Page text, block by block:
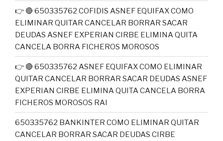
👉 🔴 650335762 COFIDIS ASNEF EQUIFAX COMO
ELIMINAR QUITAR CANCELAR BORRAR SACAR
DEUDAS ASNEF EXPERIAN CIRBE ELIMINA QUITA
CANCELA BORRA FICHEROS MOROSOS
👉 🔴 650335762 ASNEF EQUIFAX COMO ELIMINAR
QUITAR CANCELAR BORRAR SACAR DEUDAS ASNEF
EXPERIAN CIRBE ELIMINA QUITA CANCELA BORRA
FICHEROS MOROSOS RAI
650335762 BANKINTER COMO ELIMINAR QUITAR
CANCELAR BORRAR SACAR DEUDAS CIRBE